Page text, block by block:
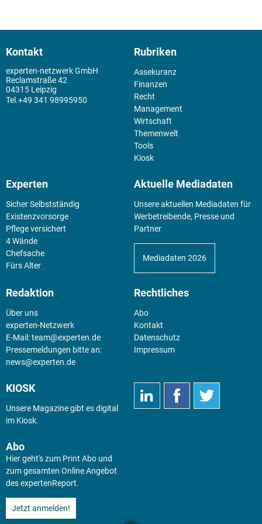
Kontakt
experten-netzwerk GmbH
Reclamstraße 42
04315 Leipzig
+49 341 98995950
Rubriken
Assekuranz
Finanzen
Recht
Management
Wirtschaft
Themenwelt
Tools
Kiosk
Experten
Sicher Selbstständig
Existenz­vorsorge
Pflege versichert
4 Wände
Chefsache
Fürs Alter
Aktuelle Mediadaten
Unsere aktuellen Mediadaten für
Werbetreibende, Presse und
Partner
Mediadaten 2026
Redaktion
Über uns
experten-Netzwerk
E-Mail:team@experten.de
Pressemeldungen bitte an:
news@experten.de
Rechtliches
Abo
Kontakt
Datenschutz
Impressum
KIOSK
Unsere Magazine gibt es digital
im Kiosk.
Abo
Hier geht's zum Print Abo und
zum gesamten Online Angebot
des expertenReport.
Jetzt anmelden!